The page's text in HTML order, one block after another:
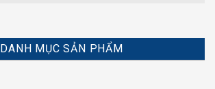
DANH MỤC SẢN PHẨM